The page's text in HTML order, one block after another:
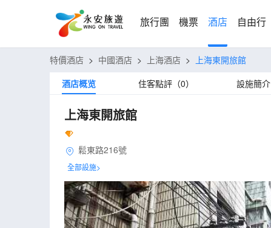
旅行團 機票 酒店 自由行
特價酒店 > 中國酒店 > 上海酒店 >
上海東開旅館
酒店概览
住客點評（0） 設施簡介
上海東開旅館
鬆東路216號
全部設施>